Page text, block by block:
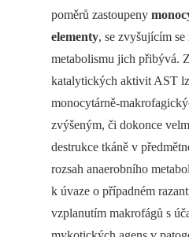
poměrů zastoupeny
elementy, se zvyšujícím se
metabolismu jich přibývá.
katalytických aktivit AST
monocytárně-
zvýšeným, či dokonce
destrukce tkáně v
rozsah anaerobního
k úvaze o případném
vzplanutím makrofágů s